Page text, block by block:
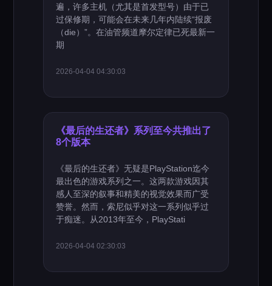
遍，许多主机（尤其是首发型号）由于已
过保修期，可能会在未来几年内陆续“报废
（die）”。在油管频道摩尔定律已死最新一
期
2026-04-04 04:30:03
《最后的生还者》系列至今共推出了
8个版本
《最后的生还者》无疑是PlayStation迄今
最出色的游戏系列之一。这两款游戏因其
感人至深的叙事和精美的视觉效果而广受
赞誉。然而，索尼似乎对这一系列似乎过
于痴迷。从2013年至今，PlayStati
2026-04-04 02:30:03